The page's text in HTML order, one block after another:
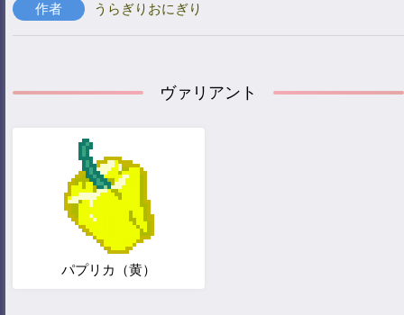
作者 うらぎりおにぎり
ヴァリアント
パプリカ（黄）